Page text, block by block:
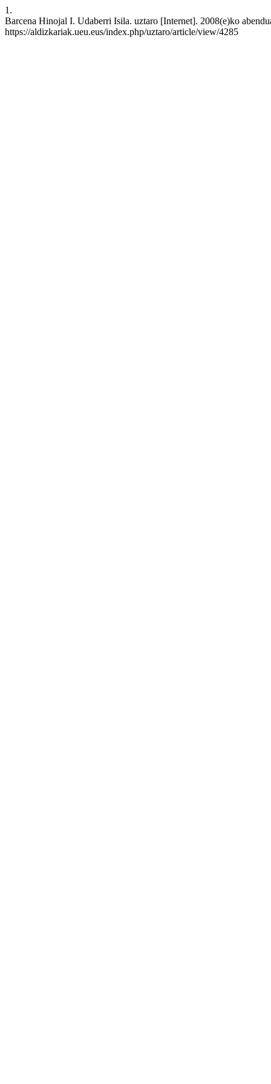
1.
Barcena Hinojal I. Udaberri Isila. uztaro [Internet]. 2008(e)ko
https://aldizkariak.ueu.eus/index.php/uztaro/article/view/4285